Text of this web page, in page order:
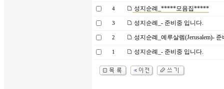
4 성지순례_*****모음집*****
3 성지순례_- 준비중 입니다.
2 성지순례_예루살렘(Jerusalem)-
1 성지순례_- 준비중 입니다.